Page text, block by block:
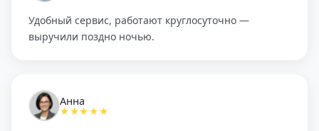
Удобный сервис, работают круглосуточно —
выручили поздно ночью.
Анна
★★★★★